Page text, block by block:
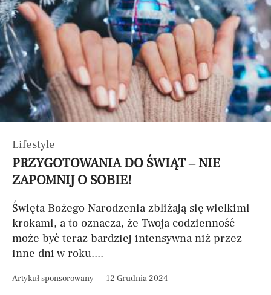
Lifestyle
PRZYGOTOWANIA DO ŚWIĄT – NIE
ZAPOMNIJ O SOBIE!
Święta Bożego Narodzenia zbliżają się wielkimi
krokami, a to oznacza, że Twoja codzienność
może być teraz bardziej intensywna niż przez
inne dni w roku....
Artykuł sponsorowany 12 Grudnia 2024